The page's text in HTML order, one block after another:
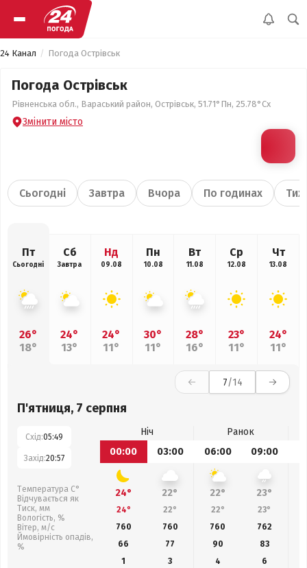
24 Канал Погода Острівськ
Погода Острівськ
Рівненська обл., Вараський район, Острівськ, 51.71°Пн, 25.78°Сх
Змінити місто
Сьогодні Завтра Вчора По годинах
Пт
Сьогодні
26°
18°
Сб
Завтра
24°
13°
Нд
09.08
24°
11°
Пн
10.08
30°
11°
Вт
11.08
28°
16°
Ср
12.08
23°
11°
Чт
13.08
24°
11°
7/14
П'ятниця, 7 серпня
Схід:05:49
Захід:20:57
Температура С°
Відчувається як
Тиск, мм
Вологість, %
Вітер, м/с
Ймовірність опадів,
%
Ніч
Ранок
00:00
03:00 06:00 09:00
24° 22° 22° 23°
24° 22° 22° 23°
760
760 760 762
66
77 90 83
1
3 4
6